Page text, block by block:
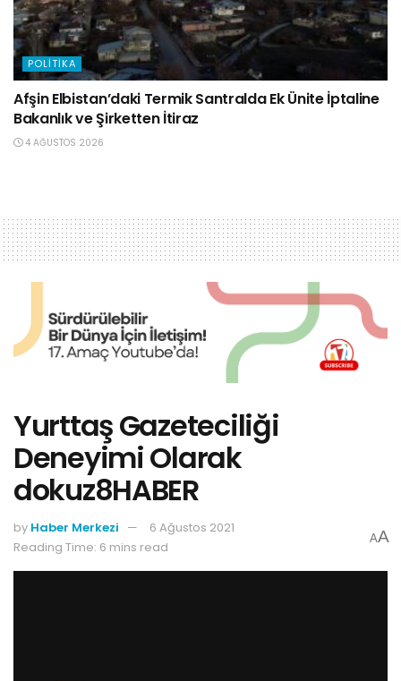
POLITIKA
Afşin Elbistan’daki Termik Santralda Ek Ünite İptaline
Bakanlık ve Şirketten İtiraz
4 AĞUSTOS 2026
Yurttaş Gazeteciliği
Deneyimi Olarak
dokuz8HABER
by Haber Merkezi
6 Ağustos 2021
Reading Time: 6 mins read
AA